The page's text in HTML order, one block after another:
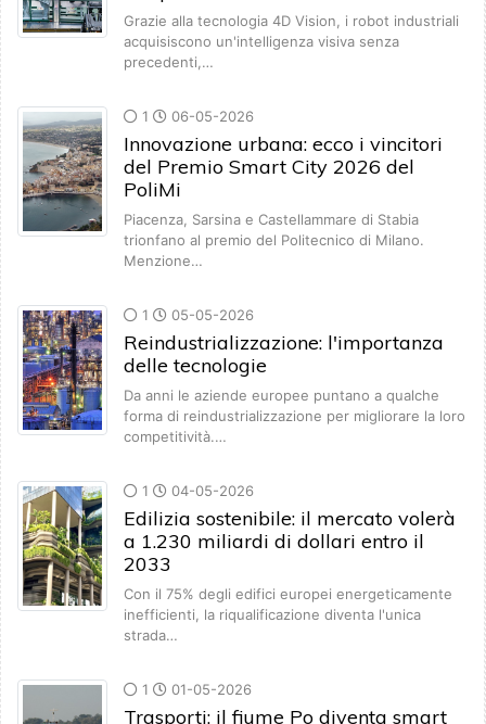
Grazie alla tecnologia 4D Vision, i robot industriali
acquisiscono un'intelligenza visiva senza
precedenti,…
1 06-05-2026
Innovazione urbana: ecco i vincitori
del Premio Smart City 2026 del
PoliMi
Piacenza, Sarsina e Castellammare di Stabia
trionfano al premio del Politecnico di Milano.
Menzione…
1 05-05-2026
Reindustrializzazione: l'importanza
delle tecnologie
Da anni le aziende europee puntano a qualche
forma di reindustrializzazione per migliorare la loro
competitività.…
1 04-05-2026
Edilizia sostenibile: il mercato volerà
a 1.230 miliardi di dollari entro il
2033
Con il 75% degli edifici europei energeticamente
inefficienti, la riqualificazione diventa l'unica
strada…
1 01-05-2026
Trasporti: il fiume Po diventa smart